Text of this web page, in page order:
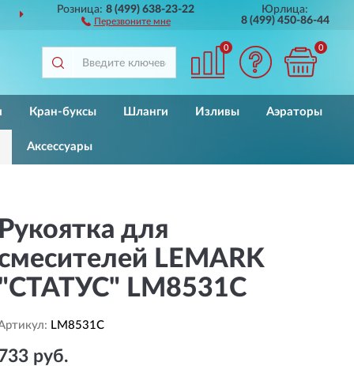
ПО ВСЕЙ РОССИИ
Розница:8 (499) 638-23-22
Перезвоните мне
Юрлица:
8 (499) 450-86-44
0 0
Кран-буксы Шланги Изливы Аэраторы
Аксессуары
для
LEMARK
LM8531C
LM8531C
руб.